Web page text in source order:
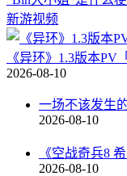
新游视频
《异环》1.3版本PV
2026-08-10
一场不该发生
2026-08-10
《空战奇兵8
2026-08-10